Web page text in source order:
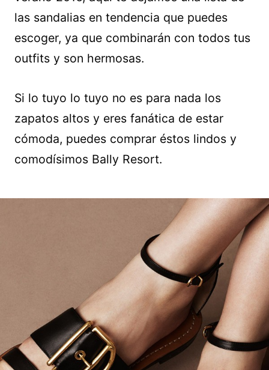
las sandalias en tendencia que puedes
escoger, ya que combinarán con todos tus
outfits y son hermosas.
Si lo tuyo lo tuyo no es para nada los
zapatos altos y eres fanática de estar
cómoda, puedes comprar éstos lindos y
comodísimos Bally Resort.